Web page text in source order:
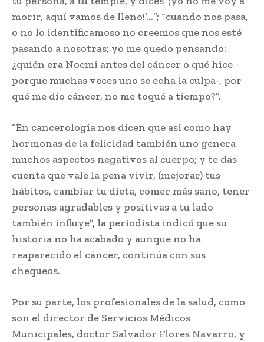
morir, aquí vamos de lleno!’…”; “cuando nos pasa,
o no lo identificamoso no creemos que nos esté
pasando a nosotras; yo me quedo pensando:
¿quién era Noemí antes del cáncer o qué hice -
porque muchas veces uno se echa la culpa-, por
qué me dio cáncer, no me toqué a tiempo?”.
“En cancerología nos dicen que así como hay
hormonas de la felicidad también uno genera
muchos aspectos negativos al cuerpo; y te das
cuenta que vale la pena vivir, (mejorar) tus
hábitos, cambiar tu dieta, comer más sano, tener
personas agradables y positivas a tu lado
también influye”, la periodista indicó que su
historia no ha acabado y aunque no ha
reaparecido el cáncer, continúa con sus
chequeos.
Por su parte, los profesionales de la salud, como
son el director de Servicios Médicos
Municipales, doctor Salvador Flores Navarro, y